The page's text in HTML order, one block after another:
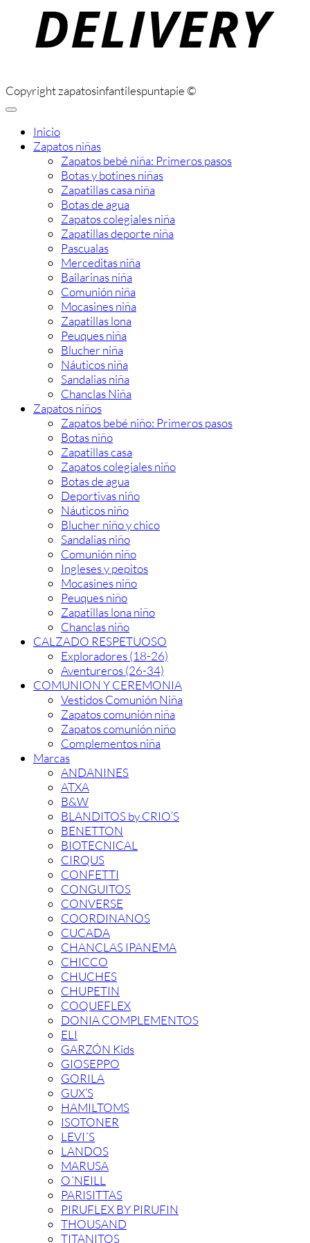
Copyright zapatosinfantilespuntapie ©
Inicio
Zapatos niñas
Zapatos bebé niña: Primeros pasos
Botas y botines niñas
Zapatillas casa niña
Botas de agua
Zapatos colegiales niña
Zapatillas deporte niña
Pascualas
Merceditas niña
Bailarinas niña
Comunión niña
Mocasines niña
Zapatillas lona
Peuques niña
Blucher niña
Náuticos niña
Sandalias niña
Chanclas Niña
Zapatos niños
Zapatos bebé niño: Primeros pasos
Botas niño
Zapatillas casa
Zapatos colegiales niño
Botas de agua
Deportivas niño
Náuticos niño
Blucher niño y chico
Sandalias niño
Comunión niño
Ingleses y pepitos
Mocasines niño
Peuques niño
Zapatillas lona niño
Chanclas niño
CALZADO RESPETUOSO
Exploradores (18-26)
Aventureros (26-34)
COMUNION Y CEREMONIA
Vestidos Comunión Niña
Zapatos comunión niña
Zapatos comunión niño
Complementos niña
Marcas
ANDANINES
ATXA
B&W
BLANDITOS by CRIO’S
BENETTON
BIOTECNICAL
CIRQUS
CONFETTI
CONGUITOS
CONVERSE
COORDINANOS
CUCADA
CHANCLAS IPANEMA
CHICCO
CHUCHES
CHUPETIN
COQUEFLEX
DONIA COMPLEMENTOS
ELI
GARZÓN Kids
GIOSEPPO
GORILA
GUX’S
HAMILTOMS
ISOTONER
LEVI´S
LANDOS
MARUSA
O´NEILL
PARISITTAS
PIRUFLEX BY PIRUFIN
THOUSAND
TITANITOS